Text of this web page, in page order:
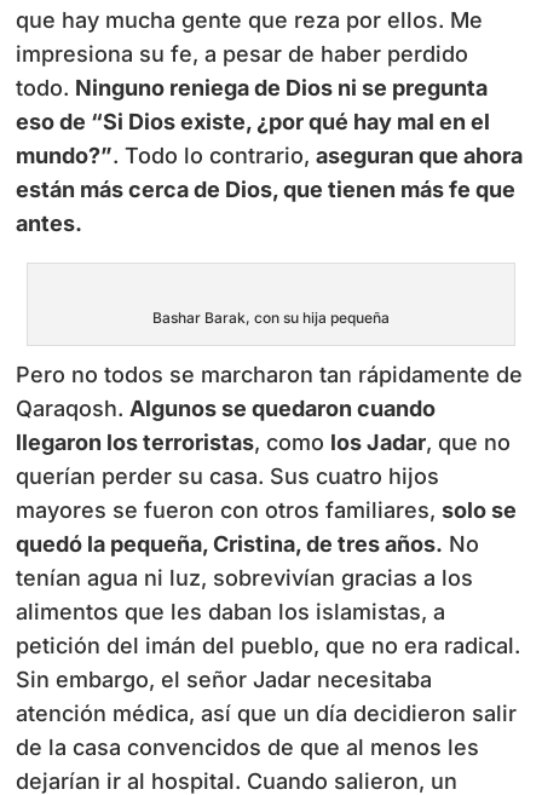
que hay mucha gente que reza por ellos. Me
impresiona su fe, a pesar de haber perdido
todo. Ninguno reniega de Dios ni se pregunta
eso de “Si Dios existe, ¿por qué hay mal en el
mundo?”. Todo lo contrario,aseguran que ahora
están más cerca de Dios, que tienen más fe que
antes.
Bashar Barak, con su hija pequeña
Pero no todos se marcharon tan rápidamente de
Qaraqosh. Algunos se quedaron cuando
llegaron los terroristas, como los Jadar, que no
querían perder su casa. Sus cuatro hijos
mayores se fueron con otros familiares,solo se
quedó la pequeña, Cristina, de tres años. No
tenían agua ni luz, sobrevivían gracias a los
alimentos que les daban los islamistas, a
petición del imán del pueblo, que no era radical.
Sin embargo, el señor Jadar necesitaba
atención médica, así que un día decidieron salir
de la casa convencidos de que al menos les
dejarían ir al hospital. Cuando salieron, un